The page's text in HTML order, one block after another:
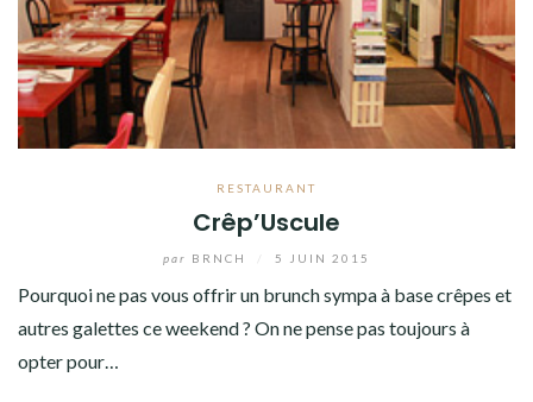
RESTAURANT
Crêp’Uscule
par BRNCH 5 JUIN 2015
Pourquoi ne pas vous offrir un brunch sympa à base crêpes et
autres galettes ce weekend ? On ne pense pas toujours à
opter pour…